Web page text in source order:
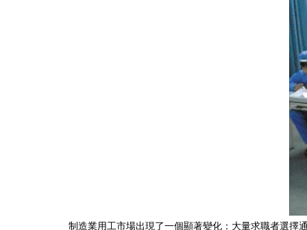
制造業用工市場出現了一個顯著變化：大量求職者選擇